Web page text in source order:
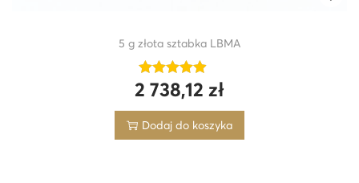
5 g złota sztabka LBMA
2 738,12 zł
Dodaj do koszyka